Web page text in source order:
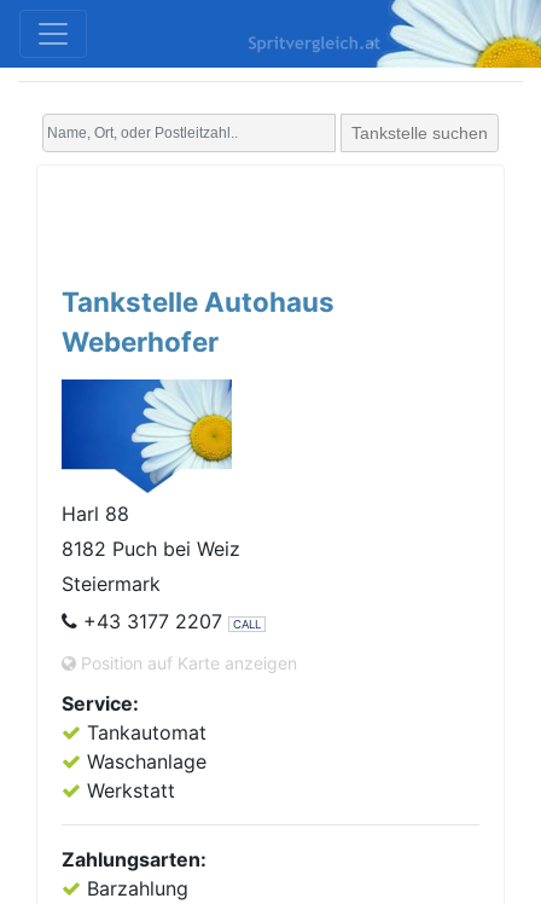
Tankstelle suchen
Tankstelle Autohaus
Weberhofer
Harl 88
8182 Puch bei Weiz
Steiermark
+43 3177 2207
CALL
Position auf Karte anzeigen
Service:
Tankautomat
Waschanlage
Werkstatt
Zahlungsarten:
Barzahlung